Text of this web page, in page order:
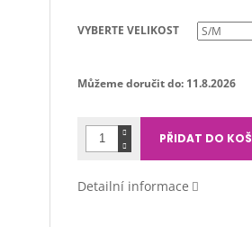
cena:
VYBERTE VELIKOST
Můžeme doručit do: 11.8.2026
PŘIDAT DO
Detailní informace